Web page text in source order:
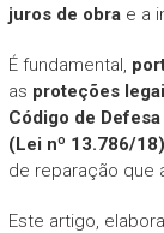
juros de obrae a
É fundamental,
as proteções
Código de
(Lei nº 13.786/18)
de reparação que
Este artigo,